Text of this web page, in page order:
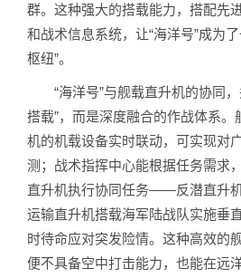
群。这种强大的搭载能力，搭配先
和战术信息系统，让“海洋号”成为
枢纽”。
“海洋号”与舰载直升机的协同，
搭载”，而是深度融合的作战体系
机的机载设备实时联动，可实现对
测；战术指挥中心能根据任务需求
直升机执行协同任务——反潜直升机
运输直升机搭载海军陆战队实施垂
时待命应对突发险情。这种高效的
便不具备空中打击能力，也能在远